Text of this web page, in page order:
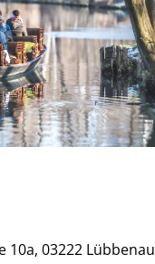
10a, 03222 Lübbenau